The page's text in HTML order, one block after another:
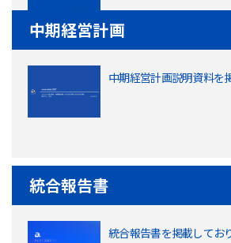
中期経営計画
中期経営計画説明資料を
統合報告書
統合報告書を掲載してお